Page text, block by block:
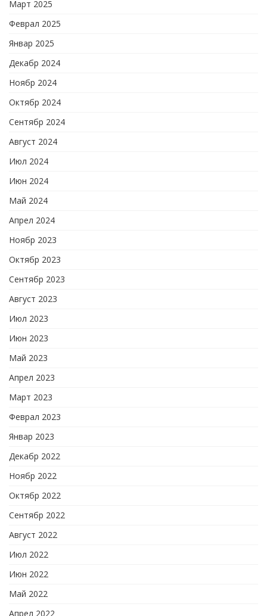
Март 2025
Феврал 2025
Январ 2025
Декабр 2024
Ноябр 2024
Октябр 2024
Сентябр 2024
Август 2024
Июл 2024
Июн 2024
Май 2024
Апрел 2024
Ноябр 2023
Октябр 2023
Сентябр 2023
Август 2023
Июл 2023
Июн 2023
Май 2023
Апрел 2023
Март 2023
Феврал 2023
Январ 2023
Декабр 2022
Ноябр 2022
Октябр 2022
Сентябр 2022
Август 2022
Июл 2022
Июн 2022
Май 2022
Апрел 2022